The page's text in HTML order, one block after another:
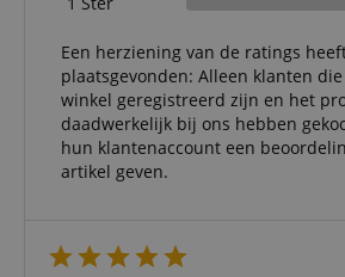
Een herziening van de ratings
plaatsgevonden: Alleen klanten
winkel geregistreerd zijn en het
daadwerkelijk bij ons hebben
hun klantenaccount een
artikel geven.
strikt noodzakelijke cookies kan de
Naam
Aanbieder /
Domein
CookieScriptConsent
CookieScript
.kirstein.nl